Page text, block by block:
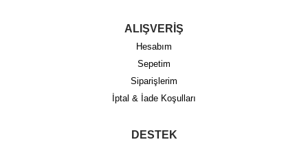
ALIŞVERİŞ
Hesabım
Sepetim
Siparişlerim
İptal & İade Koşulları
DESTEK